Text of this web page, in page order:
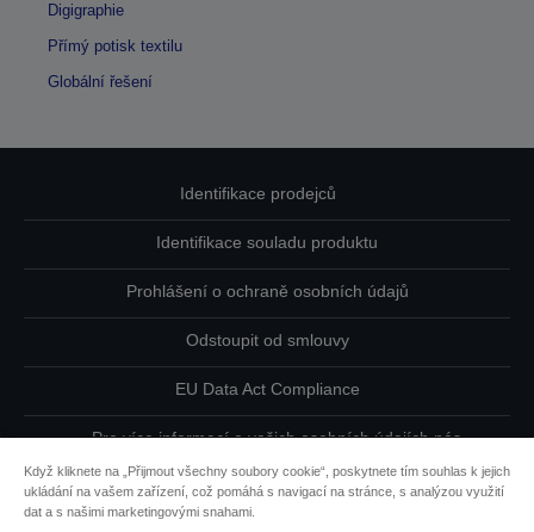
Digigraphie
Přímý potisk textilu
Globální řešení
Identifikace prodejců
Identifikace souladu produktu
Prohlášení o ochraně osobních údajů
Odstoupit od smlouvy
EU Data Act Compliance
Pro více informací o vašich osobních údajích nás
Informace o souborech cookie
Když kliknete na „Přijmout všechny soubory cookie“, poskytnete tím souhlas k jejich
ukládání na vašem zařízení, což pomáhá s navigací na stránce, s analýzou využití
dat a s našimi marketingovými snahami.